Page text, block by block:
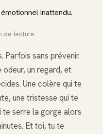
inattendu.
de lecture
Parfois sans prévenir.
odeur, un regard, et
Une colère qui te
une tristesse qui te
te serre la gorge alors
Et toi, tu te